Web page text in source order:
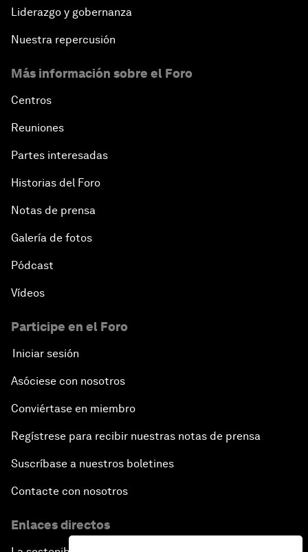
Liderazgo y gobernanza
Nuestra repercusión
Más información sobre el Foro
Centros
Reuniones
Partes interesadas
Historias del Foro
Notas de prensa
Galería de fotos
Pódcast
Vídeos
Participe en el Foro
Iniciar sesión
Asóciese con nosotros
Conviértase en miembro
Regístrese para recibir nuestras notas de prensa
Suscríbase a nuestros boletines
Contacte con nosotros
Enlaces directos